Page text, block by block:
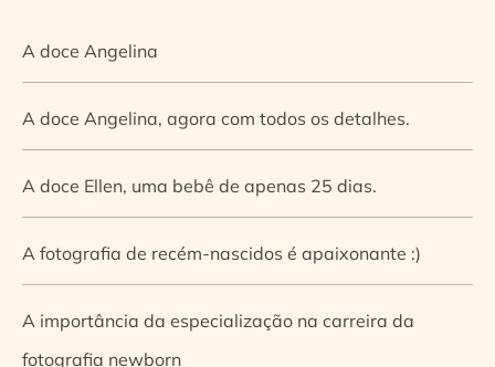
A doce Angelina
A doce Angelina, agora com todos os detalhes.
A doce Ellen, uma bebê de apenas 25 dias.
A fotografia de recém-nascidos é apaixonante :)
A importância da especialização na carreira da
fotografia newborn